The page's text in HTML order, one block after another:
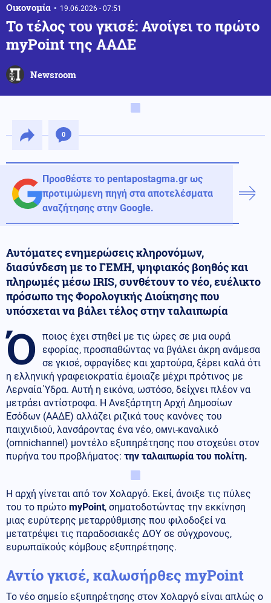
Οικονομία 19.06.2026 - 07:51
Το τέλος του γκισέ: Ανοίγει το πρώτο
myPoint της ΑΑΔΕ
Newsroom
0
Προσθέστε το pentapostagma.gr ως
προτιμώμενη πηγή στα αποτελέσματα
αναζήτησης στην Google.
Αυτόματες ενημερώσεις κληρονόμων,
διασύνδεση με το ΓΕΜΗ, ψηφιακός βοηθός και
πληρωμές μέσω IRIS, συνθέτουν το νέο, ευέλικτο
πρόσωπο της Φορολογικής Διοίκησης που
υπόσχεται να βάλει τέλος στην ταλαιπωρία
Ό
ποιος έχει στηθεί με τις ώρες σε μια ουρά
εφορίας, προσπαθώντας να βγάλει άκρη ανάμεσα
σε γκισέ, σφραγίδες και χαρτούρα, ξέρει καλά ότι
η ελληνική γραφειοκρατία έμοιαζε μέχρι πρότινος με
Λερναία Ύδρα. Αυτή η εικόνα, ωστόσο, δείχνει πλέον να
μετράει αντίστροφα. Η Ανεξάρτητη Αρχή Δημοσίων
Εσόδων (ΑΑΔΕ) αλλάζει ριζικά τους κανόνες του
παιχνιδιού, λανσάροντας ένα νέο, омνι-καναλικό
(omnichannel) μοντέλο εξυπηρέτησης που στοχεύει στον
πυρήνα του προβλήματος: την ταλαιπωρία του πολίτη.
Η αρχή γίνεται από τον Χολαργό. Εκεί, άνοιξε τις πύλες
του το πρώτο myPoint, σηματοδοτώντας την εκκίνηση
μιας ευρύτερης μεταρρύθμισης που φιλοδοξεί να
μετατρέψει τις παραδοσιακές ΔΟΥ σε σύγχρονους,
ευρωπαϊκούς κόμβους εξυπηρέτησης.
Αντίο γκισέ, καλωσήρθες myPoint
Το νέο σημείο εξυπηρέτησης στον Χολαργό είναι απλώς ο